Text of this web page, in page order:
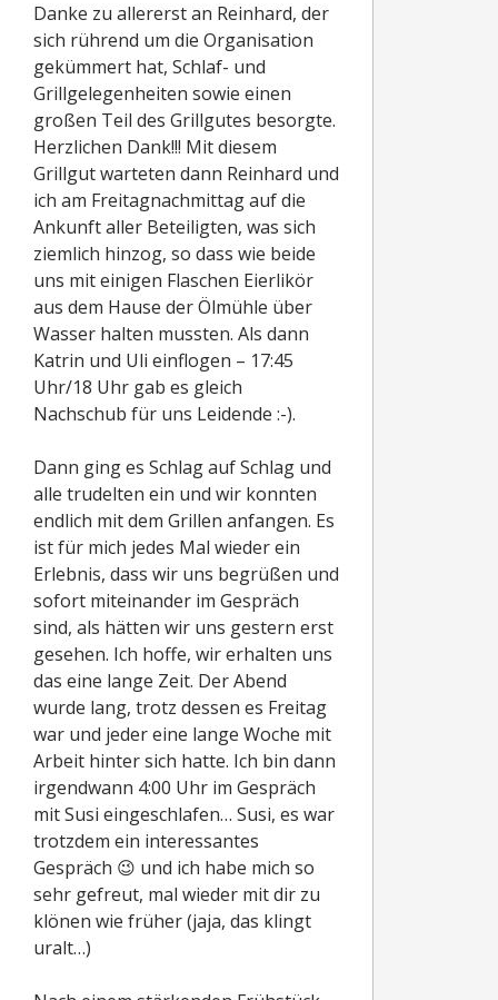
Danke zu allererst an Reinhard, der
sich rührend um die Organisation
gekümmert hat, Schlaf- und
Grillgelegenheiten sowie einen
großen Teil des Grillgutes besorgte.
Herzlichen Dank!!! Mit diesem
Grillgut warteten dann Reinhard und
ich am Freitagnachmittag auf die
Ankunft aller Beteiligten, was sich
ziemlich hinzog, so dass wie beide
uns mit einigen Flaschen Eierlikör
aus dem Hause der Ölmühle über
Wasser halten mussten. Als dann
Katrin und Uli einflogen – 17:45
Uhr/18 Uhr gab es gleich
Nachschub für uns Leidende :-).
Dann ging es Schlag auf Schlag und
alle trudelten ein und wir konnten
endlich mit dem Grillen anfangen. Es
ist für mich jedes Mal wieder ein
Erlebnis, dass wir uns begrüßen und
sofort miteinander im Gespräch
sind, als hätten wir uns gestern erst
gesehen. Ich hoffe, wir erhalten uns
das eine lange Zeit. Der Abend
wurde lang, trotz dessen es Freitag
war und jeder eine lange Woche mit
Arbeit hinter sich hatte. Ich bin dann
irgendwann 4:00 Uhr im Gespräch
mit Susi eingeschlafen… Susi, es war
trotzdem ein interessantes
Gespräch 😉 und ich habe mich so
sehr gefreut, mal wieder mit dir zu
klönen wie früher (jaja, das klingt
uralt…)